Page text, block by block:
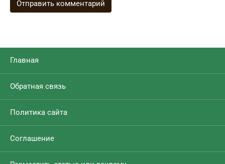
Главная
Обратная связь
Политика сайта
Соглашение